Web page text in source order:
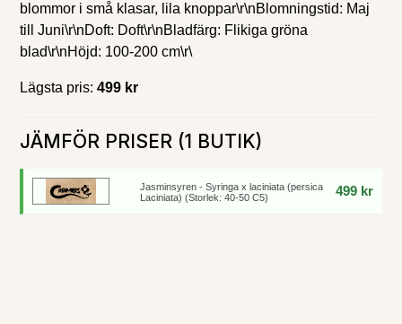
blommor i små klasar, lila knoppar\r\nBlomningstid: Maj
till Juni\r\nDoft: Doft\r\nBladfärg: Flikiga gröna
blad\r\nHöjd: 100-200 cm\r\
Lägsta pris: 499 kr
JÄMFÖR PRISER (1 BUTIK)
Jasminsyren - Syringa x laciniata (persica
Laciniata) (Storlek: 40-50 C5)
499 kr